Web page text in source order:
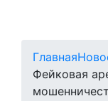
Главная
Фейковая